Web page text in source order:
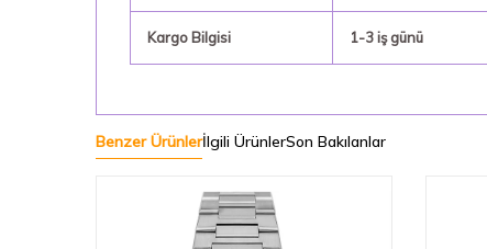
Kargo Bilgisi 1-3 iş günü
Benzer Ürünlerİlgili ÜrünlerSon Bakılanlar